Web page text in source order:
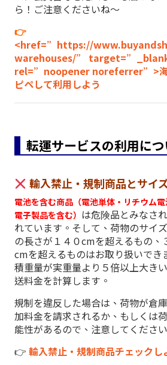
ら！ご注意くださいね～
👉
<href=”https://
warehouses/”
rel=”noopener noreferrer”>海
ピペして利用しよう
転運サービスの利用につ
輸入禁止・規制商品とサイ
電池を含む商品（電池単体・リチウム
電子製品を含む） は危険品とみなさ
れています。そして、荷物のサイ
の長さが１４０cmを超えるもの、
cmを超えるものはお取り扱いでき
積重量が実重量より５倍以上大き
送料金を計算します。
規制を違反した場合は、荷物が倉
加料金を請求されるか、もしくは
能性があるので、注意してください
👉 輸入禁止・規制商品チェックし